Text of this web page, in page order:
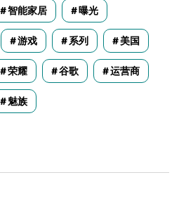
智能家居 曝光
游戏 系列 美国
荣耀 谷歌 运营商
魅族